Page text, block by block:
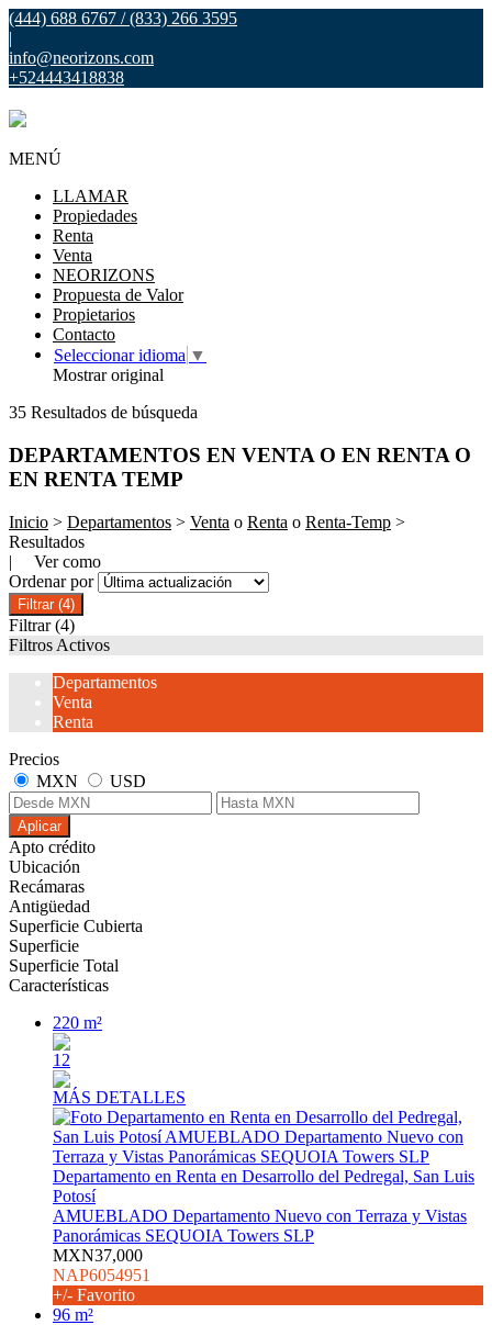
(444) 688 6767 / (833) 266 3595
|
info@neorizons.com
+524443418838
MENÚ
LLAMAR
Propiedades
Renta
Venta
NEORIZONS
Propuesta de Valor
Propietarios
Contacto
Seleccionar idioma ▼
Mostrar original
35 Resultados de búsqueda
DEPARTAMENTOS EN VENTA O EN RENTA O
EN RENTA TEMP
Inicio > Departamentos > Venta o Renta o Renta-Temp >
Resultados
| Ver como
Ordenar por
Filtrar (4)
Filtrar (4)
Filtros Activos
Departamentos
Venta
Renta
Precios
MXN
USD
Aplicar
Apto crédito
Ubicación
Recámaras
Antigüedad
Superficie Cubierta
Superficie
Superficie Total
Características
220 m²
12
MÁS DETALLES
Departamento en Renta en Desarrollo del Pedregal, San Luis
Potosí
AMUEBLADO Departamento Nuevo con Terraza y Vistas
Panorámicas SEQUOIA Towers SLP
MXN37,000
NAP6054951
+/- Favorito
96 m²